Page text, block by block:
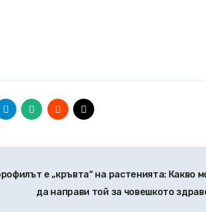
е „кръвта“ на растенията: Какво
да направи той за човешкото